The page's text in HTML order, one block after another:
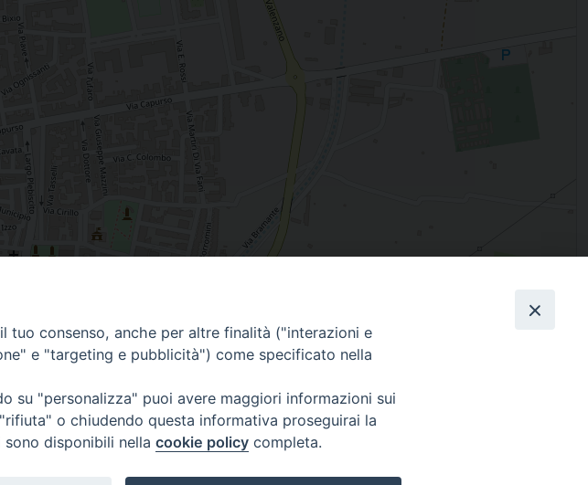
consenso, anche per altre finalità ("interazioni e
e "targeting e pubblicità") come specificato nella
su "personalizza" puoi avere maggiori informazioni sui
o chiudendo questa informativa proseguirai la
disponibili nella cookie policy completa.